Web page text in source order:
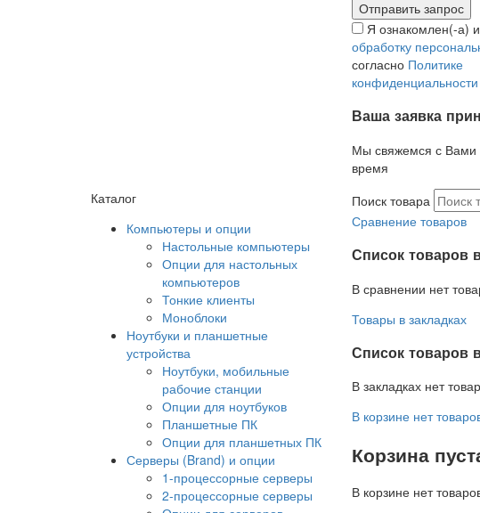
Я ознакомлен(-а)
обработку
согласно Политике
конфиденциальности
Ваша заявка
Мы свяжемся с Вами
время
Каталог
Компьютеры и опции
Настольные компьютеры
Опции для настольных
компьютеров
Тонкие клиенты
Моноблоки
Ноутбуки и планшетные
устройства
Ноутбуки, мобильные
рабочие станции
Опции для ноутбуков
Планшетные ПК
Опции для планшетных ПК
Серверы (Brand) и опции
1-процессорные серверы
2-процессорные серверы
Поиск товара
Сравнение товаров
Список товаров
В сравнении нет
Товары в закладках
Список товаров
В закладках нет
В корзине нет
Корзина
В корзине нет